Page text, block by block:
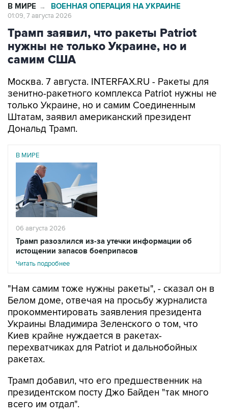
В МИРЕ → ВОЕННАЯ ОПЕРАЦИЯ НА УКРАИНЕ
01:09, 7 августа 2026
Трамп заявил, что ракеты Patriot
нужны не только Украине, но и
самим США
Москва. 7 августа. INTERFAX.RU - Ракеты для
зенитно-ракетного комплекса Patriot нужны не
только Украине, но и самим Соединенным
Штатам, заявил американский президент
Дональд Трамп.
В МИРЕ
06 августа 2026
Трамп разозлился из-за утечки информации об
истощении запасов боеприпасов
Читать подробнее
"Нам самим тоже нужны ракеты", - сказал он в
Белом доме, отвечая на просьбу журналиста
прокомментировать заявления президента
Украины Владимира Зеленского о том, что
Киев крайне нуждается в ракетах-
перехватчиках для Patriot и дальнобойных
ракетах.
Трамп добавил, что его предшественник на
президентском посту Джо Байден "так много
всего им отдал".